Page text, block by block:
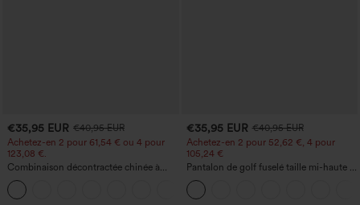
€35,95 EUR €40,95 EUR
Achetez-en 2 pour 61,54 € ou 4 pour
123,08 €.
Combinaison décontractée chinée à
bretelles réglables, fronces et jambes
larges, avec poches — facile comme
tout
€35,95 EUR €40,95 EUR
Achetez-en 2 pour 52,62 €, 4 pour
105,24 €
Pantalon de golf fuselé taille mi-haute à
cordon, ourlet incurvé, séchage rapide,
avec poches — UPF40+